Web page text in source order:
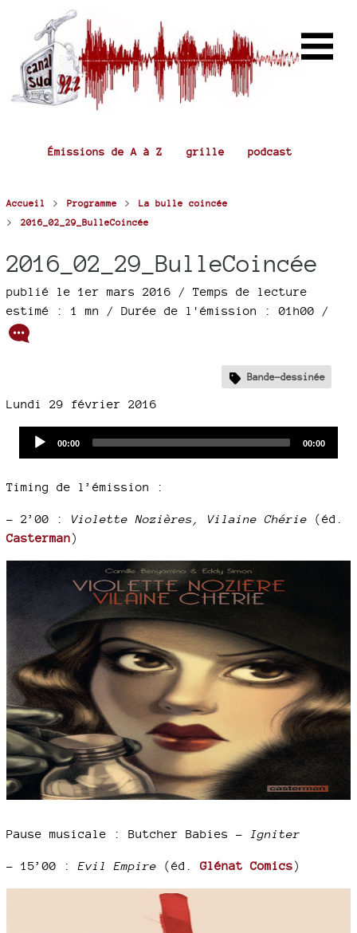
Émissions de A à Z grille podcast
Accueil > Programme > La bulle coincée
> 2016_02_29_BulleCoincée
2016_02_29_BulleCoincée
publié le 1er mars 2016 / Temps de lecture
estimé : 1 mn / Durée de l'émission : 01h00 /
Bande-dessinée
Lundi 29 février 2016
Current
00:00
Total
00:00
Timing de l’émission :
– 2’00 : Violette Nozières, Vilaine Chérie (éd.
Casterman)
Pause musicale : Butcher Babies – Igniter
– 15’00 : Evil Empire (éd.Glénat Comics)